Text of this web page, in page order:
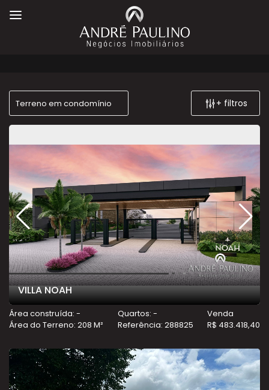
+ filtros
VILLA NOAH
Área construída: -
Área do Terreno: 208 M²
Quartos: -
Referência: 288825
Venda
R$ 483.418,40